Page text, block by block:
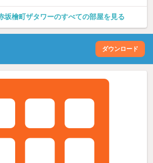
坂檜町ザタワーのすべての部屋を見る
ダウンロード